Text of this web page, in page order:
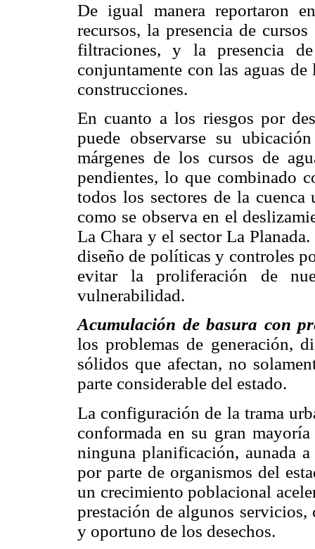
De igual manera reportaron
recursos, la presencia de
filtraciones, y la presencia
conjuntamente con las aguas
construcciones.
En cuanto a los riesgos por
puede observarse su
márgenes de los cursos de
pendientes, lo que combinado
todos los sectores de la
como se observa en el
La Chara y el sector La
diseño de políticas y controles
evitar la proliferación de
vulnerabilidad.
Acumulación de basura con
los problemas de generación,
sólidos que afectan, no
parte considerable del estado.
La configuración de la trama
conformada en su gran
ninguna planificación, aunada
por parte de organismos del
un crecimiento poblacional
prestación de algunos servicios,
y oportuno de los desechos.